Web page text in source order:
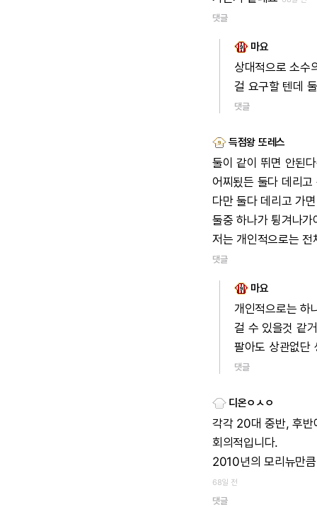
댓글
마요
상대적으로 소수
걸 요구할 텐데
댓글
득점왕 또레스
둘이 같이 뛰면 안된
어찌됬든 둘다 데리고
다만둘다 데리고 가면
둘중하나가 튕겨나가
저는 개인적으로는 전
댓글
마요
개인적으로는 하
걸 수 있을것 같
팔아도 상관없단
댓글
디온ㅇㅅㅇ
각각 20대 중반, 후반
회의적입니다.
2010년의모리뉴만큼
68일 전
댓글